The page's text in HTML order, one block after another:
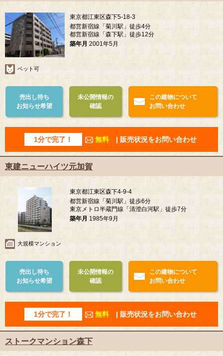
東京都江東区森下5-18-3
都営新宿線「菊川駅」徒歩4分
都営新宿線「森下駅」徒歩12分
築年月 2001年5月
ペット可
売出し待ち
お知らせ希望
未公開情報の
確認
この建物について
お問い合わせ
1分で完了！ 無料 | 販売状況をお問い合わせ
東建ニューハイツ元加賀
東京都江東区森下4-9-4
都営新宿線「菊川駅」徒歩6分
東京メトロ半蔵門線「清澄白河駅」徒歩7分
築年月 1985年9月
大規模マンション
売出し待ち
お知らせ希望
未公開情報の
確認
この建物について
お問い合わせ
1分で完了！ 無料 | 販売状況をお問い合わせ
ストークマンション森下